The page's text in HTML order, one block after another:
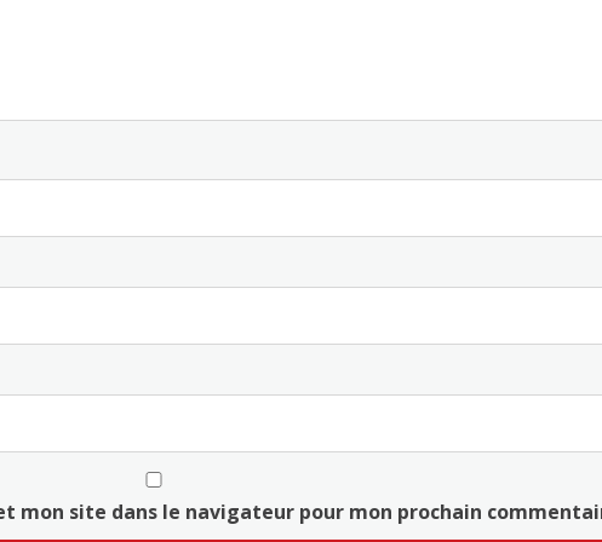
mon site dans le navigateur pour mon prochain